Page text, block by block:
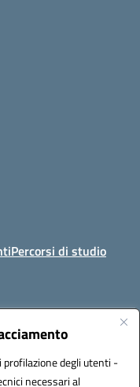
degli utenti -
necessari al
Percorsi di studio